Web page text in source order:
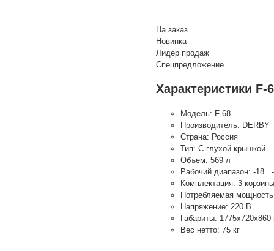
На заказ
Новинка
Лидер продаж
Спецпредложение
Характеристики F-
Модель: F-68
Производитель: DERBY
Страна: Россия
Тип: С глухой крышкой
Объем: 569 л
Рабочий диапазон: -
Комплектация: 3 корзины
Потребляемая
Напряжение: 220 В
Габариты:
Вес нетто: 75 кг